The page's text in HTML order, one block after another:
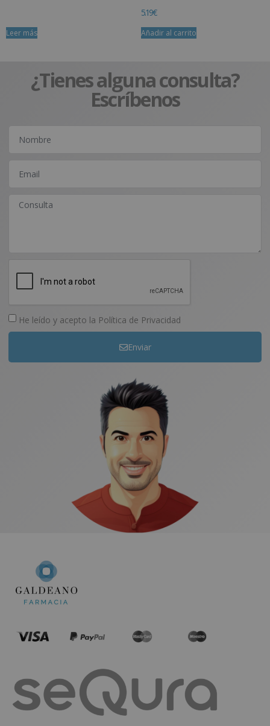
Leer más
5.19€
Añadir al carrito
¿Tienes alguna consulta?
Escríbenos
He leído y acepto la Política de Privacidad
Enviar